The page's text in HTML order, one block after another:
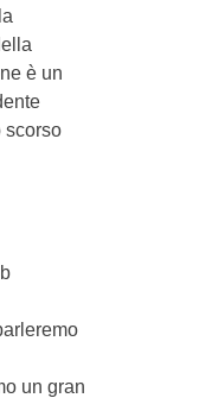
è un
scorso
un gran